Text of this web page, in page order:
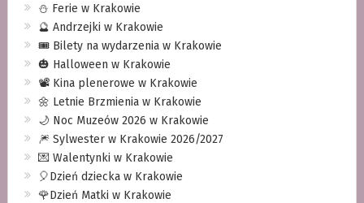
⛄️ Ferie w Krakowie
🔮 Andrzejki w Krakowie
🎟️ Bilety na wydarzenia w Krakowie
🎃 Halloween w Krakowie
📽️ Kina plenerowe w Krakowie
🌼 Letnie Brzmienia w Krakowie
🌙 Noc Muzeów 2026 w Krakowie
🎆 Sylwester w Krakowie 2026/2027
💌 Walentynki w Krakowie
🎈Dzień dziecka w Krakowie
🌹Dzień Matki w Krakowie